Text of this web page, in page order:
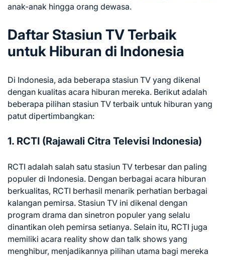
anak-anak hingga orang dewasa.
Daftar Stasiun TV Terbaik
untuk Hiburan di Indonesia
Di Indonesia, ada beberapa stasiun TV yang dikenal
dengan kualitas acara hiburan mereka. Berikut adalah
beberapa pilihan stasiun TV terbaik untuk hiburan yang
patut dipertimbangkan:
1. RCTI (Rajawali Citra Televisi Indonesia)
RCTI adalah salah satu stasiun TV terbesar dan paling
populer di Indonesia. Dengan berbagai acara hiburan
berkualitas, RCTI berhasil menarik perhatian berbagai
kalangan pemirsa. Stasiun TV ini dikenal dengan
program drama dan sinetron populer yang selalu
dinantikan oleh pemirsa setianya. Selain itu, RCTI juga
memiliki acara reality show dan talk shows yang
menghibur, menjadikannya pilihan utama bagi mereka